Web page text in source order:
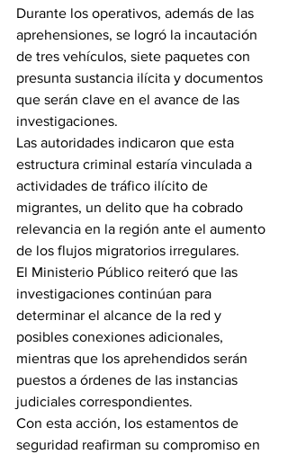
Durante los operativos, además de las
aprehensiones, se logró la incautación
de tres vehículos, siete paquetes con
presunta sustancia ilícita y documentos
que serán clave en el avance de las
investigaciones.
Las autoridades indicaron que esta
estructura criminal estaría vinculada a
actividades de tráfico ilícito de
migrantes, un delito que ha cobrado
relevancia en la región ante el aumento
de los flujos migratorios irregulares.
El Ministerio Público reiteró que las
investigaciones continúan para
determinar el alcance de la red y
posibles conexiones adicionales,
mientras que los aprehendidos serán
puestos a órdenes de las instancias
judiciales correspondientes.
Con esta acción, los estamentos de
seguridad reafirman su compromiso en